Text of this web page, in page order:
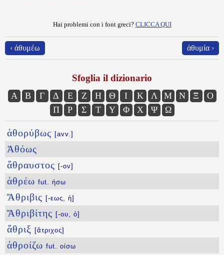
Hai problemi con i font greci? CLICCA QUI
‹ ἀθυμέω ἀθυμία ›
Sfoglia il dizionario
Α Β Γ Δ Ε Ζ Η Θ Ι Κ Λ Μ Ν Ξ
Ο
Π
Ρ Σ Τ Υ Φ Χ Ψ Ω
ἀθορύβως [avv.]
Ἀθόως
ἄθραυστος [-ον]
ἀθρέω fut. ήσω
Ἄθριβις [-εως, ἡ]
Ἄθριβίτης [-ου, ὁ]
ἄθριξ [ἄτριχος]
ἀθροίζω fut. οίσω